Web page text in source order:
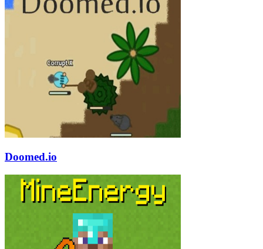
Doomed.io